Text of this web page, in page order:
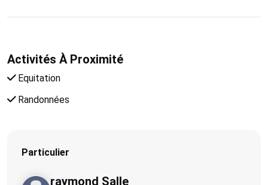
Activités À Proximité
Equitation
Randonnées
Particulier
raymond Salle